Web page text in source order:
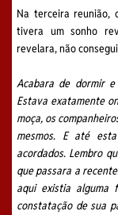
Na terceira reunião,
tivera um sonho
revelara, não
Acabara de dormir
Estava exatamente
moça, os
mesmos. E até
acordados. Lembro
que passara a
aqui existia alguma
constatação de sua